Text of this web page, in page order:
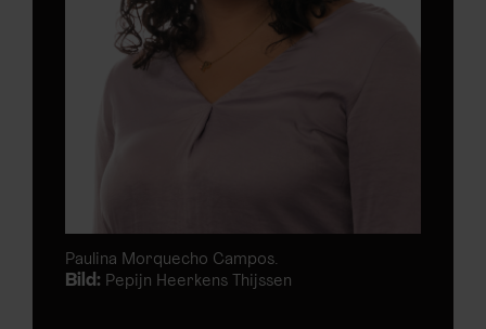
Paulina Morquecho Campos.
Bild: Pepijn Heerkens Thijssen